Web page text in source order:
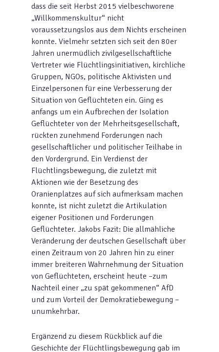
dass die seit Herbst 2015 vielbeschworene
„Willkommenskultur“ nicht
voraussetzungslos aus dem Nichts erscheinen
konnte. Vielmehr setzten sich seit den 80er
Jahren unermüdlich zivilgesellschaftliche
Vertreter wie Flüchtlingsinitiativen, kirchliche
Gruppen, NGOs, politische Aktivisten und
Einzelpersonen für eine Verbesserung der
Situation von Geflüchteten ein. Ging es
anfangs um ein Aufbrechen der Isolation
Geflüchteter von der Mehrheitsgesellschaft,
rückten zunehmend Forderungen nach
gesellschaftlicher und politischer Teilhabe in
den Vordergrund. Ein Verdienst der
Flüchtlingsbewegung, die zuletzt mit
Aktionen wie der Besetzung des
Oranienplatzes auf sich aufmerksam machen
konnte, ist nicht zuletzt die Artikulation
eigener Positionen und Forderungen
Geflüchteter. Jakobs Fazit: Die allmähliche
Veränderung der deutschen Gesellschaft über
einen Zeitraum von 20 Jahren hin zu einer
immer breiteren Wahrnehmung der Situation
von Geflüchteten, erscheint heute –zum
Nachteil einer „zu spät gekommenen“ AfD
und zum Vorteil der Demokratiebewegung –
unumkehrbar.
Ergänzend zu diesem Rückblick auf die
Geschichte der Flüchtlingsbewegung gab im